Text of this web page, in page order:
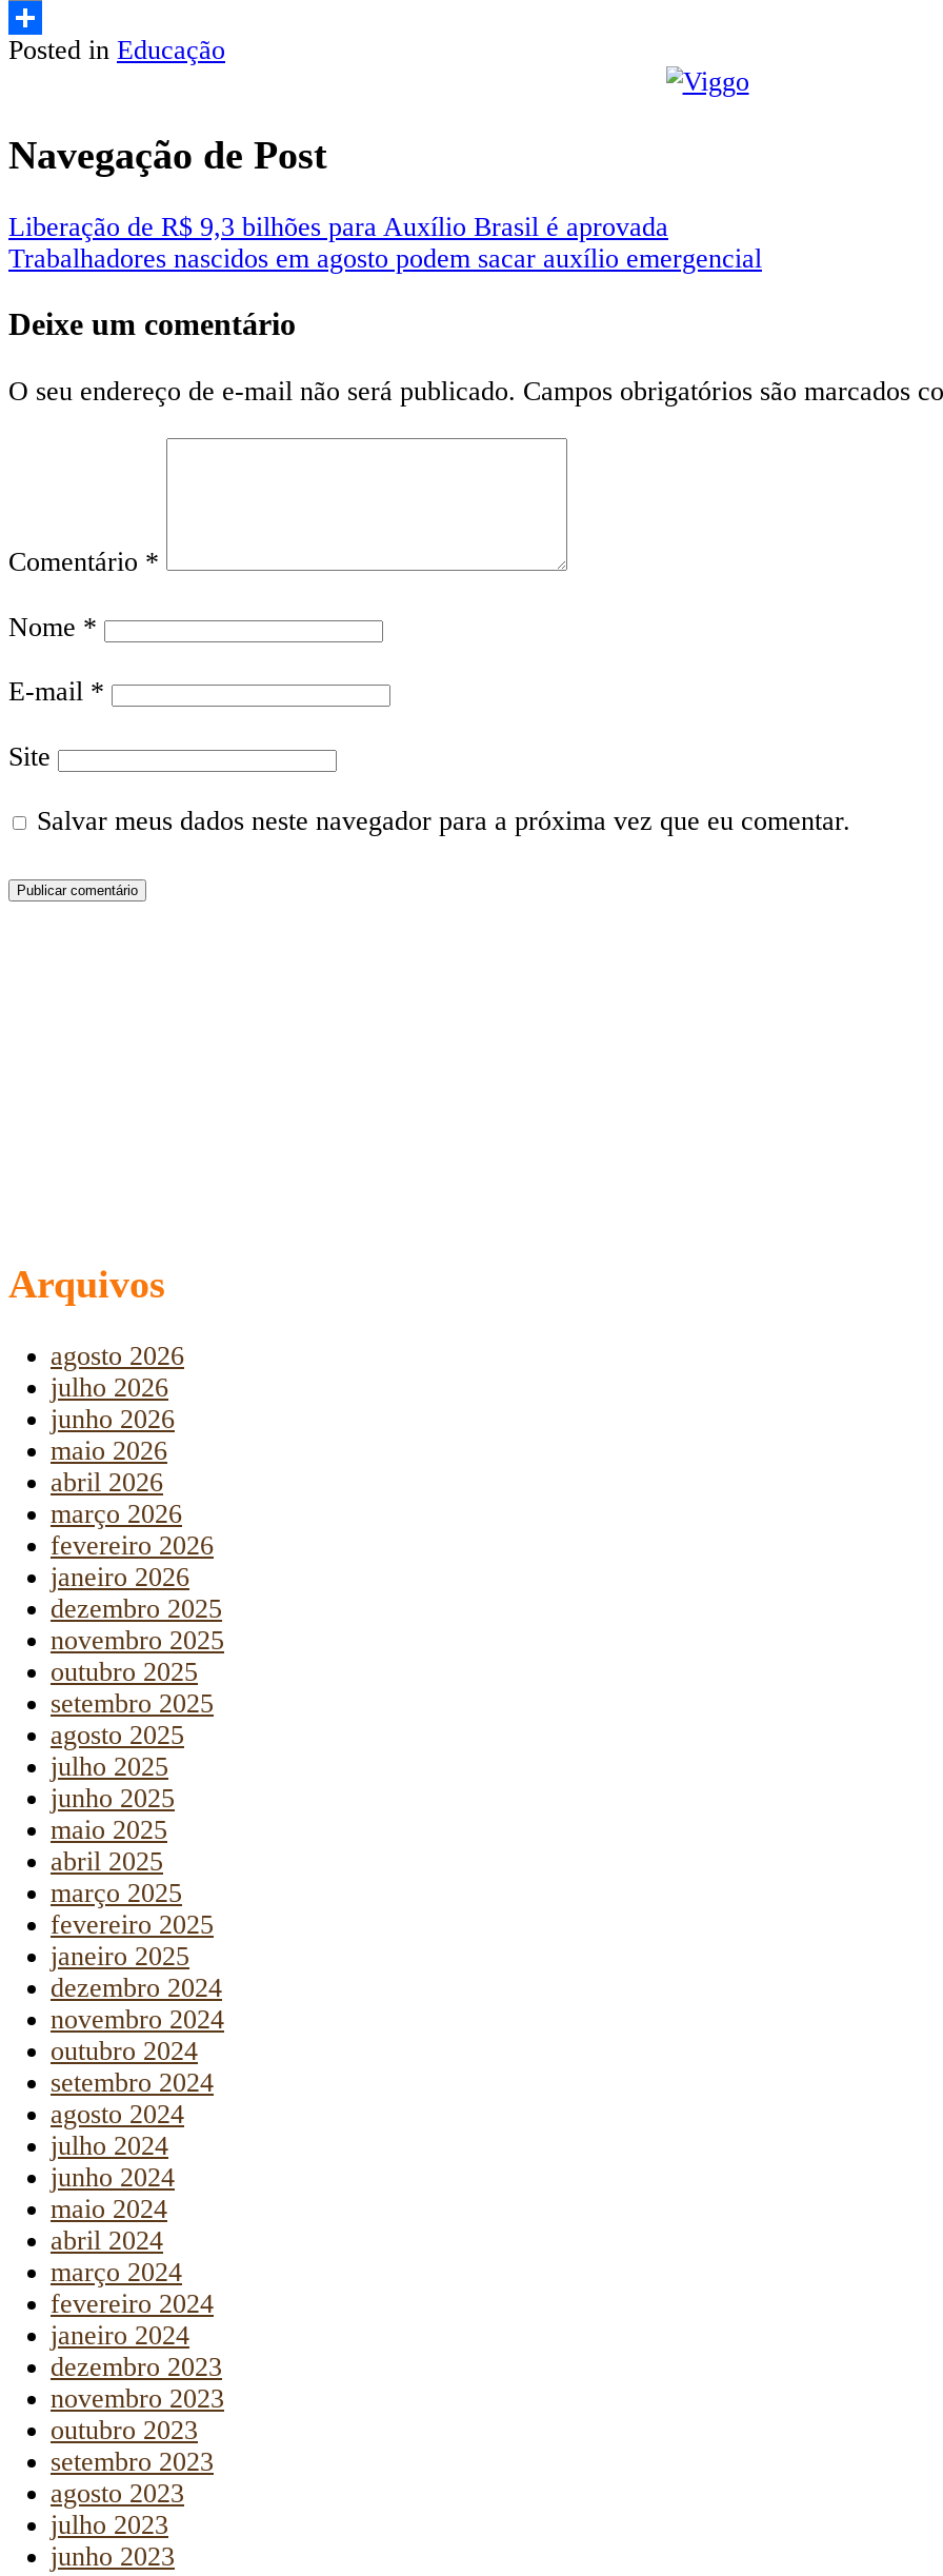
Email
Share
Posted in Educação
Navegação de Post
Liberação de R$ 9,3 bilhões para Auxílio Brasil é aprovada
Trabalhadores nascidos em agosto podem sacar auxílio emergencial
Deixe um comentário
O seu endereço de e-mail não será publicado. Campos obrigatórios são marcados
Comentário *
Nome *
E-mail *
Site
Salvar meus dados neste navegador para a próxima vez que eu comentar.
Arquivos
agosto 2026
julho 2026
junho 2026
maio 2026
abril 2026
março 2026
fevereiro 2026
janeiro 2026
dezembro 2025
novembro 2025
outubro 2025
setembro 2025
agosto 2025
julho 2025
junho 2025
maio 2025
abril 2025
março 2025
fevereiro 2025
janeiro 2025
dezembro 2024
novembro 2024
outubro 2024
setembro 2024
agosto 2024
julho 2024
junho 2024
maio 2024
abril 2024
março 2024
fevereiro 2024
janeiro 2024
dezembro 2023
novembro 2023
outubro 2023
setembro 2023
agosto 2023
julho 2023
junho 2023